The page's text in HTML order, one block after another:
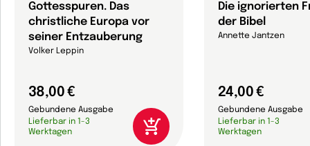
Gottesspuren. Das
christliche Europa vor
seiner Entzauberung
Volker Leppin
38,00 €
Gebundene Ausgabe
Lieferbar in 1-3
Werktagen
Die ignorierten
der Bibel
Annette Jantzen
24,00 €
Gebundene Ausgabe
Lieferbar in 1-3
Werktagen